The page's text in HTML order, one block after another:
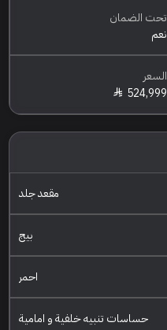
تحت الضمان
نعم
السعر
524,999
مقعد جلد
بيج
احمر
حساسات تنبيه خلفية و امامية